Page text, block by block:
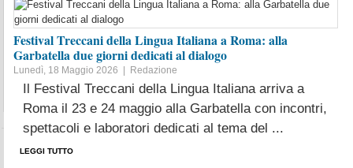
Festival Treccani della Lingua Italiana a Roma: alla
Garbatella due giorni dedicati al dialogo
Lunedì, 18 Maggio 2026 | Redazione
Il Festival Treccani della Lingua Italiana arriva a
Roma il 23 e 24 maggio alla Garbatella con incontri,
spettacoli e laboratori dedicati al tema del ...
LEGGI TUTTO